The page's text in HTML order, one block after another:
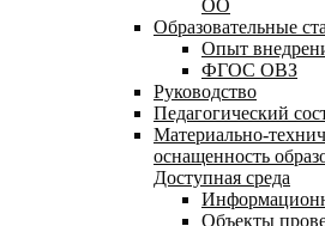
ОО
Образовательные
Опыт
ФГОС ОВЗ
Руководство
Педагогический
Материально-
оснащенность
Доступная среда
Объекты